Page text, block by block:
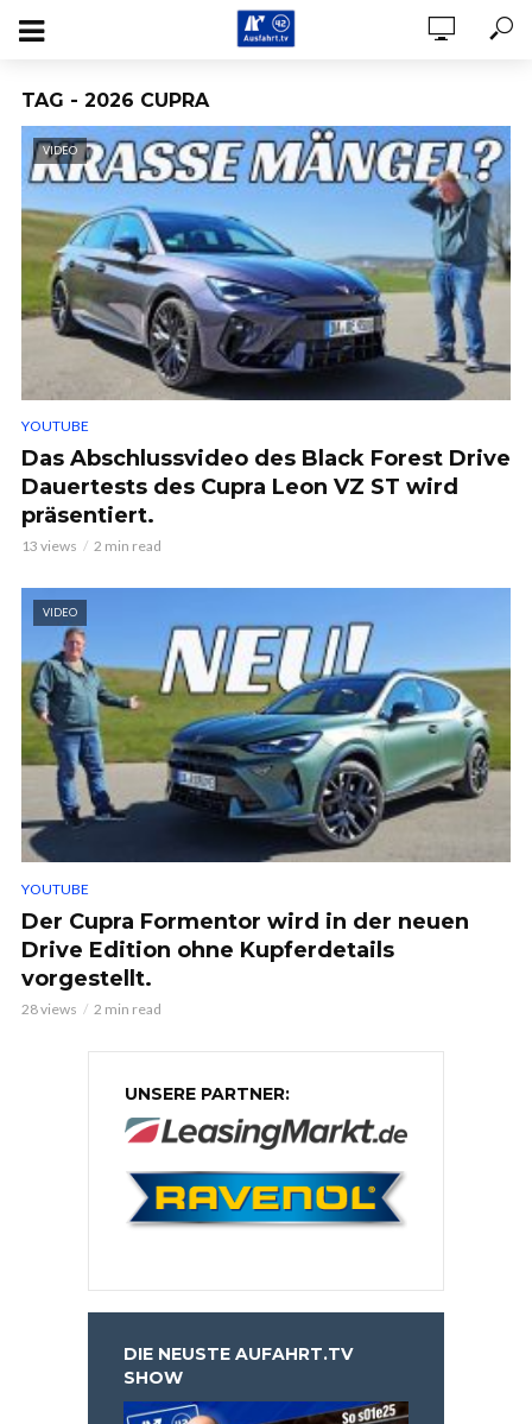
TAG - 2026 CUPRA
VIDEO
YOUTUBE
Das Abschlussvideo des Black Forest Drive
Dauertests des Cupra Leon VZ ST wird
präsentiert.
13 views 2 min read
VIDEO
YOUTUBE
Der Cupra Formentor wird in der neuen
Drive Edition ohne Kupferdetails
vorgestellt.
28 views 2 min read
UNSERE PARTNER:
DIE NEUSTE AUFAHRT.TV
SHOW